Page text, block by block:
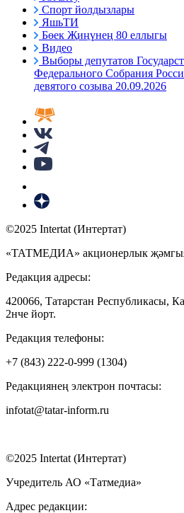
Спорт йолдызлары
ЯшьТИ
Бөек Җиңүнең 80 еллыгы
Видео
Выборы депутатов
Федерального Собрания
девятого созыва 20.09.2026
©2025 Intertat (Интертат)
«ТАТМЕДИА» акционерлык
Редакция адресы:
420066, Татарстан Республикасы,
2нче йорт.
Редакция телефоны:
+7 (843) 222-0-999 (1304)
Редакциянең электрон почтасы:
infotat@tatar-inform.ru
©2025 Intertat (Интертат)
Учредитель АО «Татмедиа»
Адрес редакции: